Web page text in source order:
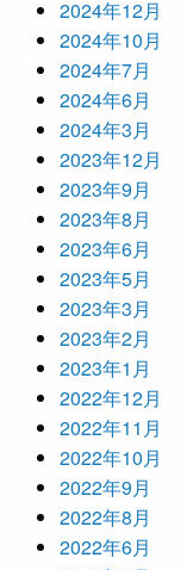
2024年12月
2024年10月
2024年7月
2024年6月
2024年3月
2023年12月
2023年9月
2023年8月
2023年6月
2023年5月
2023年3月
2023年2月
2023年1月
2022年12月
2022年11月
2022年10月
2022年9月
2022年8月
2022年6月